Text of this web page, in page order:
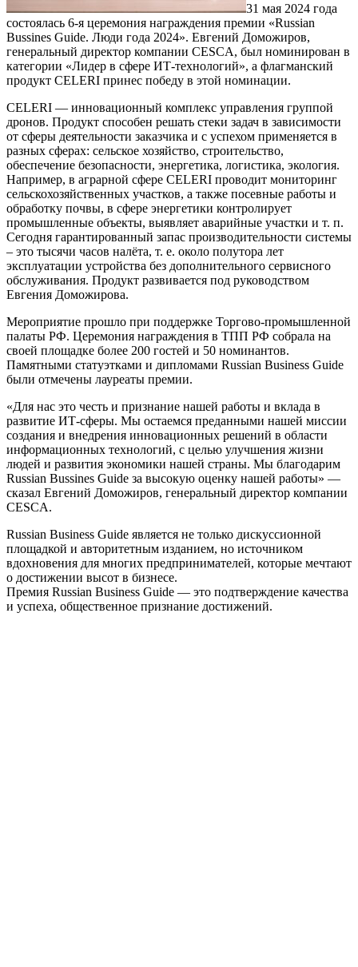
31 мая 2024 года
состоялась 6-я церемония награждения премии «Russian
Bussines Guide. Люди года 2024». Евгений Доможиров,
генеральный директор компании CESCA, был номинирован в
категории «Лидер в сфере ИТ-технологий», а флагманский
продукт CELERI принес победу в этой номинации.
CELERI — инновационный комплекс управления группой
дронов. Продукт способен решать стеки задач в зависимости
от сферы деятельности заказчика и с успехом применяется в
разных сферах: сельское хозяйство, строительство,
обеспечение безопасности, энергетика, логистика, экология.
Например, в аграрной сфере CELERI проводит мониторинг
сельскохозяйственных участков, а также посевные работы и
обработку почвы, в сфере энергетики контролирует
промышленные объекты, выявляет аварийные участки и т. п.
Сегодня гарантированный запас производительности системы
– это тысячи часов налёта, т. е. около полутора лет
эксплуатации устройства без дополнительного сервисного
обслуживания. Продукт развивается под руководством
Евгения Доможирова.
Мероприятие прошло при поддержке Торгово-промышленной
палаты РФ. Церемония награждения в ТПП РФ собрала на
своей площадке более 200 гостей и 50 номинантов.
Памятными статуэтками и дипломами Russian Business Guide
были отмечены лауреаты премии.
«Для нас это честь и признание нашей работы и вклада в
развитие ИТ-сферы. Мы остаемся преданными нашей миссии
создания и внедрения инновационных решений в области
информационных технологий, с целью улучшения жизни
людей и развития экономики нашей страны. Мы благодарим
Russian Bussines Guide за высокую оценку нашей работы» —
сказал Евгений Доможиров, генеральный директор компании
CESCA.
Russian Business Guide является не только дискуссионной
площадкой и авторитетным изданием, но источником
вдохновения для многих предпринимателей, которые мечтают
о достижении высот в бизнесе.
Премия Russian Business Guide — это подтверждение качества
и успеха, общественное признание достижений.